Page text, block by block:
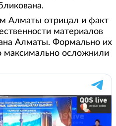
Алматы отрицал и факт
материалов
Алматы. Формально их
максимально осложнили